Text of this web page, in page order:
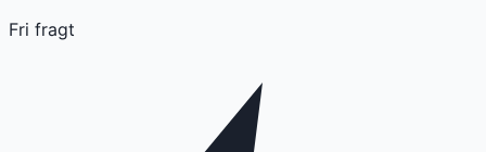
Fri fragt